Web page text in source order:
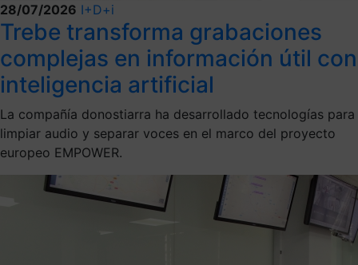
28/07/2026 I+D+i
Trebe transforma grabaciones
complejas en información útil con
inteligencia artificial
La compañía donostiarra ha desarrollado tecnologías para
limpiar audio y separar voces en el marco del proyecto
europeo EMPOWER.